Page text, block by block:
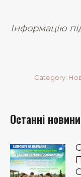
Інформацію
Category:
Останні новини